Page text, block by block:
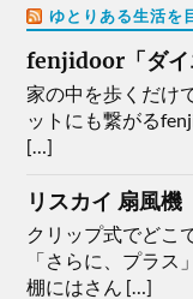
ゆとりある生活を
fenjidoor「ダイ
家の中を歩くだけ
ットにも繋がる
[…]
リスカイ 扇風機
クリップ式でどこ
「さらに、プラ
棚にはさん […]